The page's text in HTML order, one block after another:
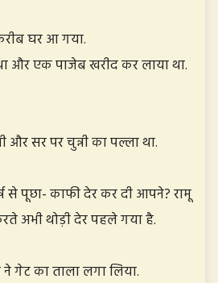
घर आ गया.
और एक पाजेब खरीद कर लाया था.
और सर पर चुन्नी का पल्ला था.
से पूछा- काफी देर कर दी आपने? रामू
अभी थोड़ी देर पहले गया है.
गेट का ताला लगा लिया.